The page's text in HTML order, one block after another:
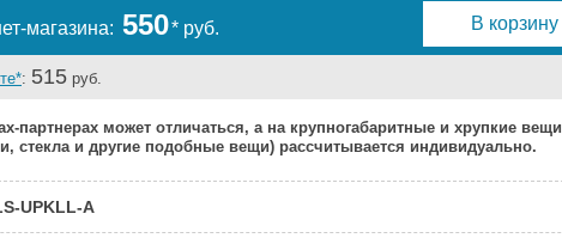
магазина: 550* руб. В корзину
: 515 руб.
партнерах может отличаться, а на крупногабаритные и хрупкие вещи
стекла и другие подобные вещи) рассчитывается индивидуально.
UPKLL-A